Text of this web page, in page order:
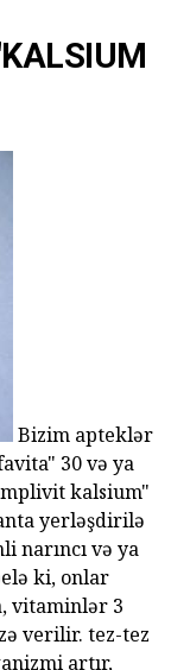
Bizim apteklər
30 və ya
kalsium"
yerləşdirilə
narıncı və ya
ki, onlar
vitaminlər 3
verilir. tez-tez
artır,